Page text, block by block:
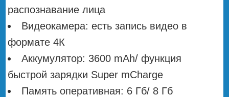
распознавание лица
Видеокамера: есть запись видео в
формате 4К
Аккумулятор: 3600 mAh/ функция
быстрой зарядки Super mCharge
Память оперативная: 6 Гб/ 8 Гб